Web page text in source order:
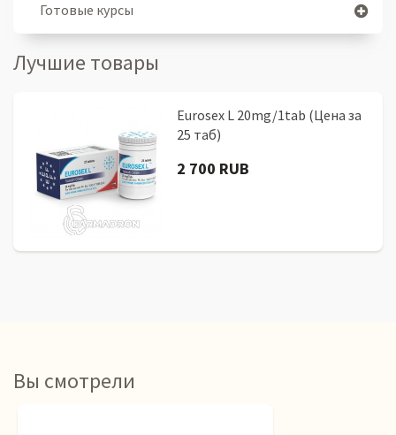
Готовые курсы
Лучшие товары
Eurosex L 20mg/1tab (Цена за
25 таб)
2 700 RUB
Вы смотрели